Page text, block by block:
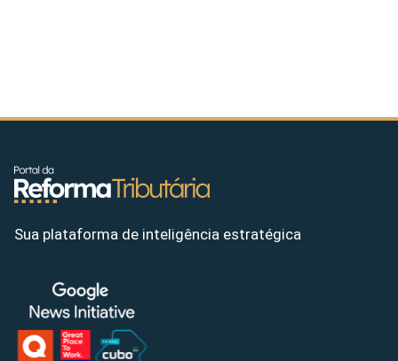
Sua plataforma de inteligência estratégica